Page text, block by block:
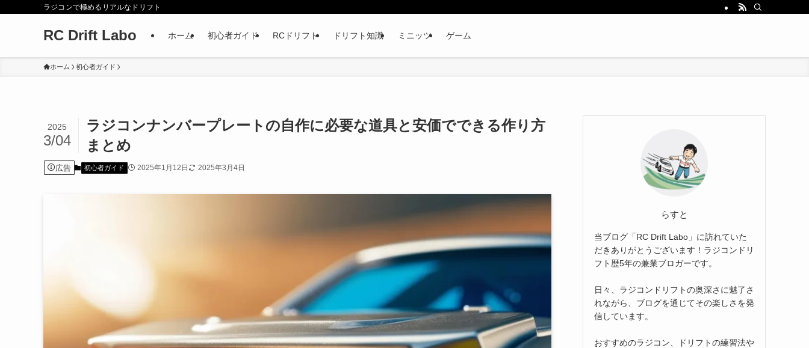
ラジコンで極めるリアルなドリフト
RC Drift Labo ホーム 初心者ガイド RCドリフト ドリフト知識 ミニッツ ゲーム
ホーム 初心者ガイド
ラジコンナンバープレートの自作に必要な道具と安価でできる作り方
まとめ
2025
3/04
広告 初心者ガイド 2025年1月12日 2025年3月4日
らすと
当ブログ「RC Drift Labo」に訪れていた
だきありがとうございます！ラジコンドリ
フト歴5年の兼業ブロガーです。
日々、ラジコンドリフトの奥深さに魅了さ
れながら、ブログを通じてその楽しさを発
信しています。
おすすめのラジコン、ドリフトの練習法や